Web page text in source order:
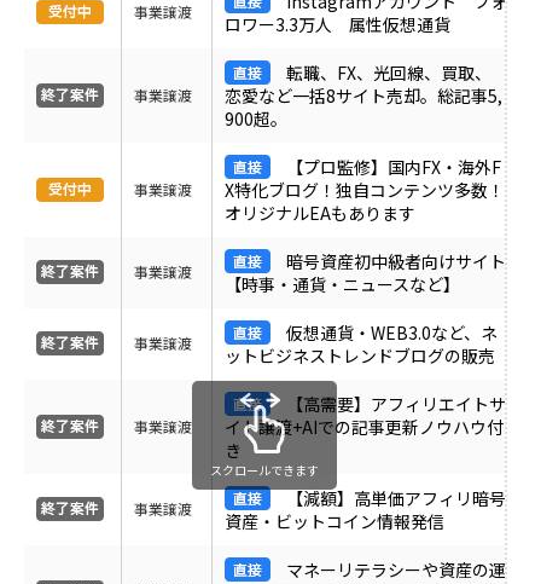
地域
事業譲渡
ロワー3.3万人 属性仮想通貨
事業譲渡
転職、FX、光回線、買取、
恋愛など一括8サイト売却。総記事5,
900超。
事業譲渡
【プロ監修】国内FX・海外F
X特化ブログ！独自コンテンツ多数！
オリジナルEAもあります
事業譲渡
暗号資産初中級者向けサイト
【時事・通貨・ニュースなど】
事業譲渡
仮想通貨・WEB3.0など、ネ
ットビジネストレンドブログの販売
事業譲渡
【高需要】アフィリエイトサ
イト譲渡+AIでの記事更新ノウハウ付
き
事業譲渡
【減額】高単価アフィリ暗号
資産・ビットコイン情報発信
マネーリテラシーや資産の運
スクロールできます